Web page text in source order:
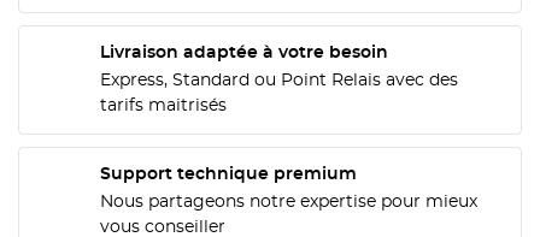
Livraison adaptée à votre besoin
Express, Standard ou Point Relais avec des
tarifs maitrisés
Support technique premium
Nous partageons notre expertise pour mieux
vous conseiller
MES LISTES
CRÉER UNE LISTE D'ENVIES
NOM DE LA LISTE D'ENVIES
CONNEXION
Vous devez être connecté pour ajouter des produits
à votre liste d'envies.